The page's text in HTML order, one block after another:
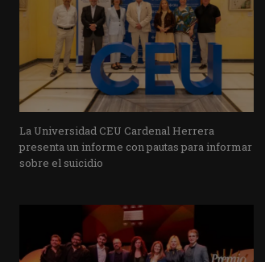
La Universidad CEU Cardenal Herrera
presenta un informe con pautas para informar
sobre el suicidio